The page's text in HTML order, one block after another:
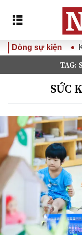
Dòng sự kiện Kỳ
TAG:
SỨC